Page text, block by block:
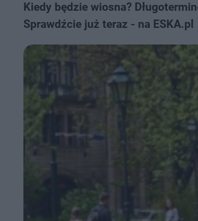
Kiedy będzie wiosna?
Sprawdźcie już teraz - na ESKA.pl